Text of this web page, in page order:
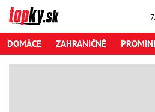
DOMÁCE ZAHRANIČNÉ